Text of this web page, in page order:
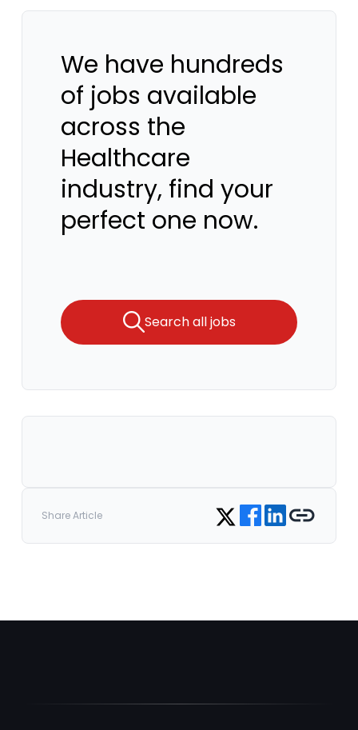
We have hundreds
of jobs available
across the
Healthcare
industry, find your
perfect one now.
Search all jobs
Share Article Share on Twitter
Share on Facebook
Share on LinkedIn
Copy link